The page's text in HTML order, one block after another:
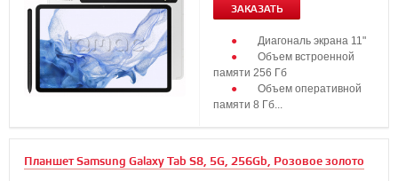
ЗАКАЗАТЬ
Диагональ экрана 11"
Объем встроенной
памяти 256 Гб
Объем оперативной
памяти 8 Гб...
Планшет Samsung Galaxy Tab S8, 5G, 256Gb, Розовое золото